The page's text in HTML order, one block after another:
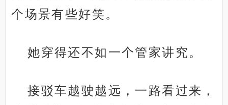
个场景有些好笑。
她穿得还不如一个管家讲究。
接驳车越驶越远，一路看过来，